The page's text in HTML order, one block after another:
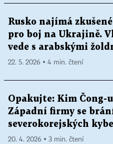
Rusko najímá
pro boj na Ukrajině.
vede s arabskými
22. 5. 2026 ▪ 4 min. čtení
Opakujte: Kim Čong-
Západní firmy se
severokorejských
20. 4. 2026 ▪ 3 min. čtení